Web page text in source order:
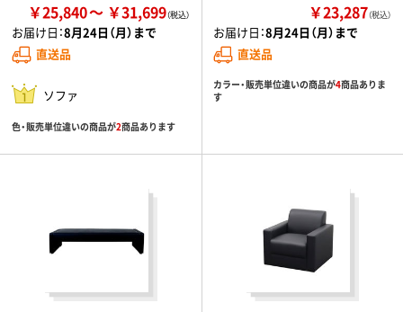
￥25,840 ￥31,699
お届け日：8月24日（月）まで
直送品
ソファ
色・販売単位違いの商品が2商品あります
￥23,287（税込）
お届け日：8月24日（月）まで
直送品
カラー・販売単位違いの商品が4商品ありま
す